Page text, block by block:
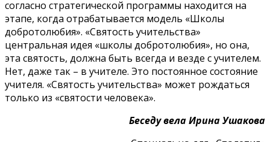
согласно стратегической программы находится на
этапе, когда отрабатывается модель «Школы
добротолюбия». «Святость учительства»
центральная идея «школы добротолюбия», но она,
эта святость, должна быть всегда и везде с учителем.
Нет, даже так – в учителе. Это постоянное состояние
учителя. «Святость учительства» может рождаться
только из «святости человека».
Беседу вела Ирина Ушакова